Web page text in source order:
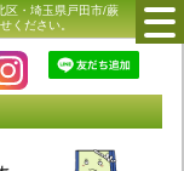
区・埼玉県戸田市/蕨
ください。